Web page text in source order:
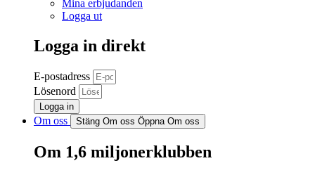
Mina erbjudanden
Logga ut
Logga in direkt
E-postadress
Lösenord
Logga in
Om oss Stäng Om oss Öppna Om oss
Om 1,6 miljonerklubben